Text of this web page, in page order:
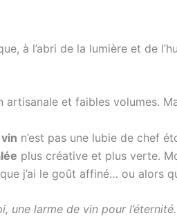
à l’abri de la lumière et de
et faibles volumes.
n’est pas une lubie de chef
plus créative et plus verte.
j’ai le goût affiné… ou alors
une larme de vin pour